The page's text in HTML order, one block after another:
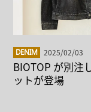
DENIM 2025/02/03
BIOTOP が別注
ットが登場